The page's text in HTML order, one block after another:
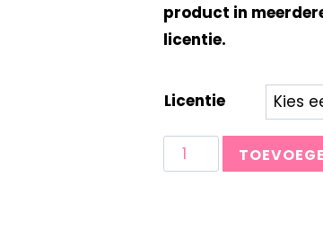
product in
licentie.
Licentie